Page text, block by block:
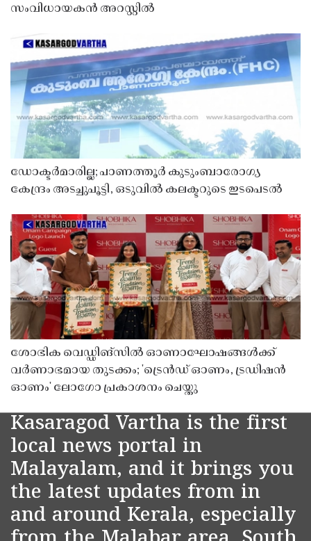
സംവിധായകൻ അറസ്റ്റിൽ
ഡോക്ടർമാരില്ല; പാണത്തൂർ കുടുംബാരോഗ്യ
കേന്ദ്രം അടച്ചുപൂട്ടി, ഒടുവിൽ കലക്ടറുടെ ഇടപെടൽ
ശോഭിക വെഡ്ഡിങ്സിൽ ഓണാഘോഷങ്ങൾക്ക്
വർണാഭമായ തുടക്കം; 'ട്രെൻഡ് ഓണം, ട്രഡിഷൻ
ഓണം' ലോഗോ പ്രകാശനം ചെയ്തു
Kasaragod Vartha is the first
local news portal in
Malayalam, and it brings you
the latest updates from in
and around Kerala, especially